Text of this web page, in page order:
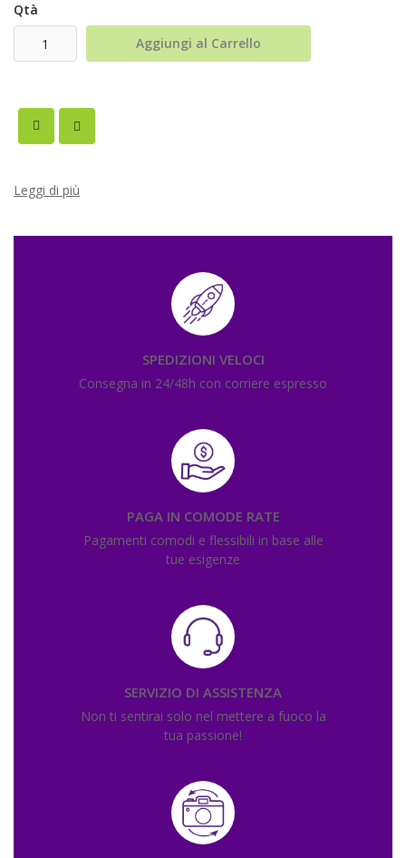
Qtà
Aggiungi al Carrello
Leggi di più
SPEDIZIONI VELOCI
Consegna in 24/48h con corriere espresso
PAGA IN COMODE RATE
Pagamenti comodi e flessibili in base alle
tue esigenze
SERVIZIO DI ASSISTENZA
Non ti sentirai solo nel mettere a fuoco la
tua passione!